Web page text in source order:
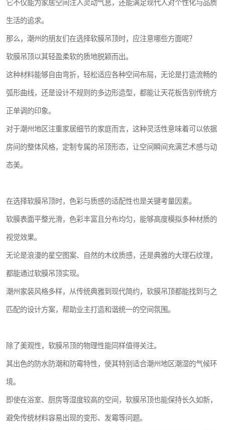
它不仅能为家居空间注入灵动气息，还能满足现代人对个性化与品质
生活的追求。
那么，潮州的朋友们在选择软膜吊顶时，应注意哪些方面呢？
软膜吊顶以其轻盈柔软的质地脱颖而出。
这种材料能够自由弯折，轻松适应各种空间布局，无论是打造流畅的
弧形曲线，还是设计不规则的多边形造型，都能让天花板告别传统方
正单调的印象。
对于潮州地区注重家居细节的家庭而言，这种灵活性意味着可以依据
房间的整体风格，定制专属的吊顶形态，让空间瞬间充满艺术感与动
态美。
在选择软膜吊顶时，色彩与质感的适配性也是关键考量因素。
软膜表面平整光滑，色彩丰富且分布均匀，能够高度模拟多种材质的
视觉效果。
无论是浪漫的星空图案、自然的木纹质感，还是典雅的大理石纹理，
都能通过软膜吊顶实现。
潮州家装风格多样，从传统典雅到现代简约，软膜吊顶都能找到与之
匹配的设计方案，帮助业主打造和谐统一的空间氛围。
除了美观性，软膜吊顶的物理性能同样值得关注。
其出色的防水防潮和防霉特性，使其特别适合潮州地区潮湿的气候环
境。
即使在浴室、厨房等湿度较高的空间，软膜吊顶也能保持长久如新，
避免传统材料容易出现的变形、发霉等问题。